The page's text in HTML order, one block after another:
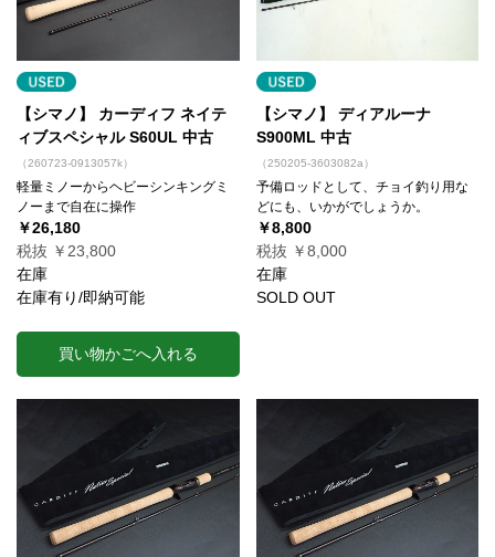
【シマノ】 カーディフ ネイテ
ィブスペシャル S60UL 中古
（260723-0913057k）
軽量ミノーからヘビーシンキングミ
ノーまで自在に操作
￥26,180
税抜 ￥23,800
在庫
在庫有り/即納可能
買い物かごへ入れる
【シマノ】 ディアルーナ
S900ML 中古
（250205-3603082a）
予備ロッドとして、チョイ釣り用な
どにも、いかがでしょうか。
￥8,800
税抜 ￥8,000
在庫
SOLD OUT